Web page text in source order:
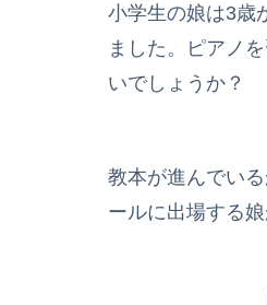
小学生の娘は3歳
ました。ピアノ
いでしょうか？
教本が進んでい
ールに出場する